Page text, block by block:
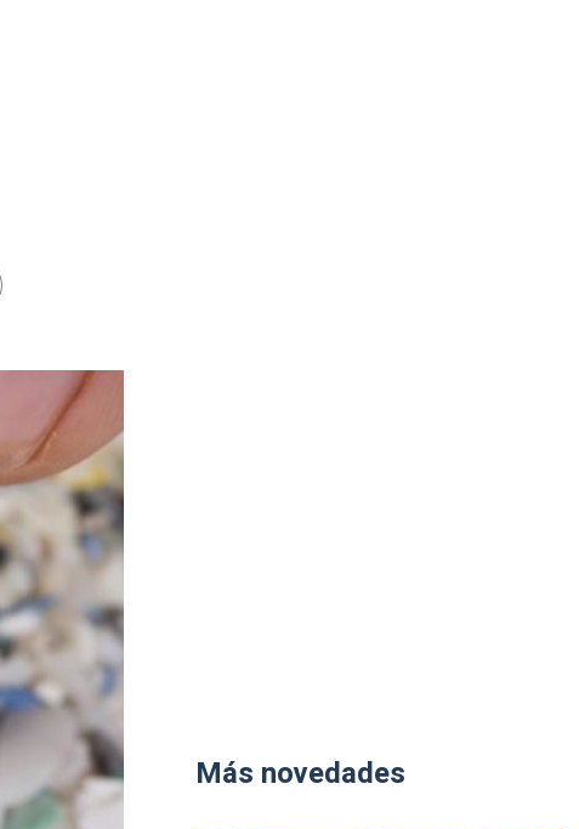
Más novedades